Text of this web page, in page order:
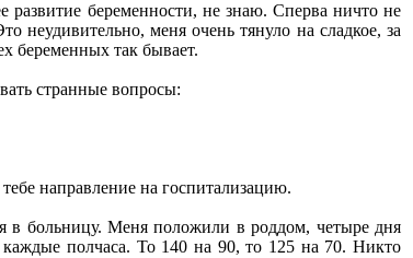
беременности, не знаю. Сперва ничто не
неудивительно, меня очень тянуло на сладкое, за
беременных так бывает.
странные вопросы:
направление на госпитализацию.
в больницу. Меня положили в роддом, четыре дня
полчаса. То 140 на 90, то 125 на 70. Никто